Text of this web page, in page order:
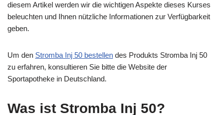
diesem Artikel werden wir die wichtigen Aspekte dieses Kurses
beleuchten und Ihnen nützliche Informationen zur Verfügbarkeit
geben.
Um den Stromba Inj 50 bestellen des Produkts Stromba Inj 50
zu erfahren, konsultieren Sie bitte die Website der
Sportapotheke in Deutschland.
Was ist Stromba Inj 50?